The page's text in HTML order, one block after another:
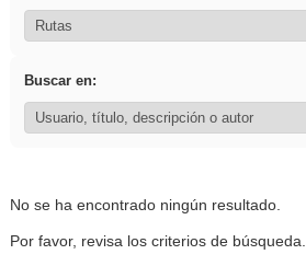
Buscar en:
No se ha encontrado ningún resultado.
Por favor, revisa los criterios de búsqueda.